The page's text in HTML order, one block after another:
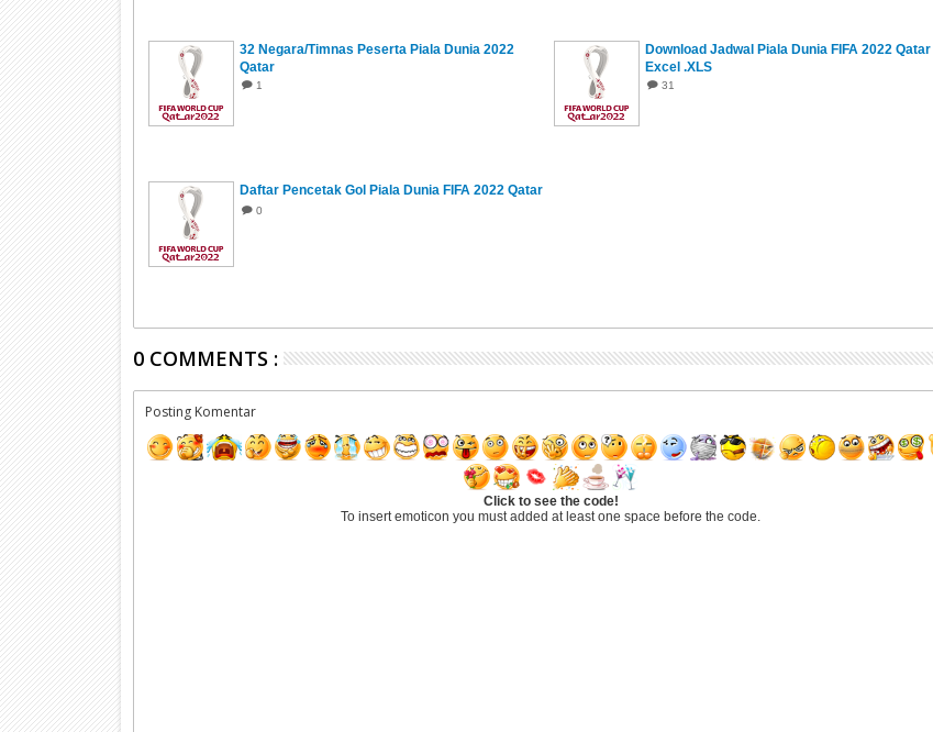
32 Negara/Timnas Peserta Piala Dunia 2022
Qatar
1
Download Jadwal Piala Dunia FIFA 2022 Qatar
Excel .XLS
31
Daftar Pencetak Gol Piala Dunia FIFA 2022 Qatar
0
0 COMMENTS :
Posting Komentar
Click to see the code!
To insert emoticon you must added at least one space before the code.